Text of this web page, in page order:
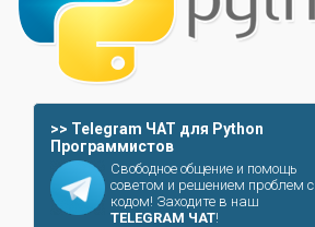
>> Telegram ЧАТ для Python
Программистов
Свободное общение и помощь
советом и решением проблем с
кодом! Заходите в наш
TELEGRAM ЧАТ!